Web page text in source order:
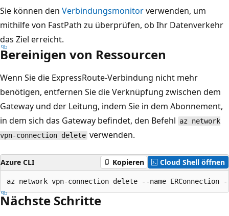
Sie können den Verbindungsmonitorverwenden, um
mithilfe von FastPath zu überprüfen, ob Ihr Datenverkehr
das Ziel erreicht.
Bereinigen von Ressourcen
Wenn Sie die ExpressRoute-Verbindung nicht mehr
benötigen, entfernen Sie die Verknüpfung zwischen dem
Gateway und der Leitung, indem Sie in dem Abonnement,
in dem sich das Gateway befindet, den Befehl az network
vpn-connection delete verwenden.
Azure CLI Kopieren Cloud Shell öffnen
Nächste Schritte